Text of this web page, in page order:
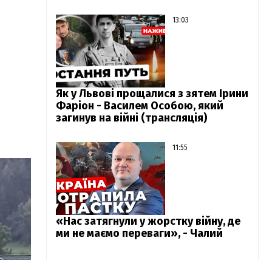
13:03
Як у Львові прощалися з зятем Ірини
Фаріон - Василем Особою, який
загинув на війні (трансляція)
11:55
«Нас затягнули у жорстку війну, де
ми не маємо переваги», - Чалий